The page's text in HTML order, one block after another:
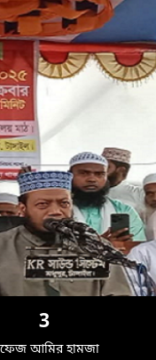
3
আমির হামজা